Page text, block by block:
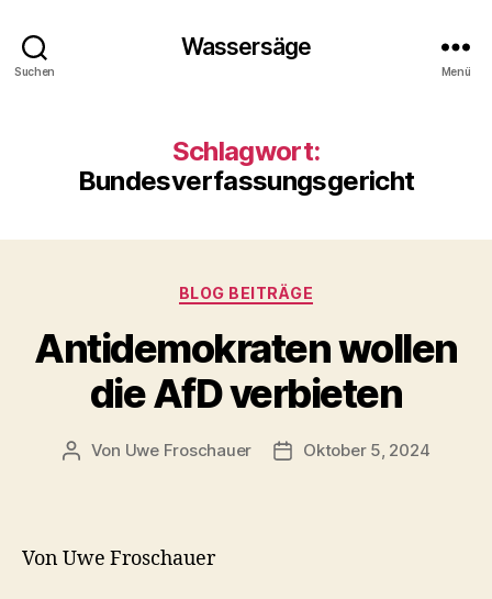
Suchen
Wassersäge
Menü
Schlagwort:
Bundesverfassungsgericht
Kategorien
BLOG BEITRÄGE
Antidemokraten wollen
die AfD verbieten
Beitragsautor
Von Uwe Froschauer Beitragsdatum
Oktober 5, 2024
Von Uwe Froschauer